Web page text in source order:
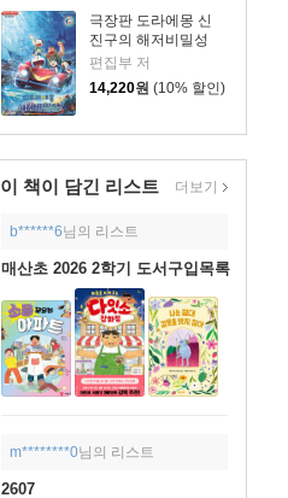
극장판 도라에몽 신
진구의 해저비밀성
편집부 저
14,220원 (10% 할인)
이 책이 담긴 리스트 더보기
b******6님의 리스트
매산초 2026 2학기 도서구입목록
m********0님의 리스트
2607